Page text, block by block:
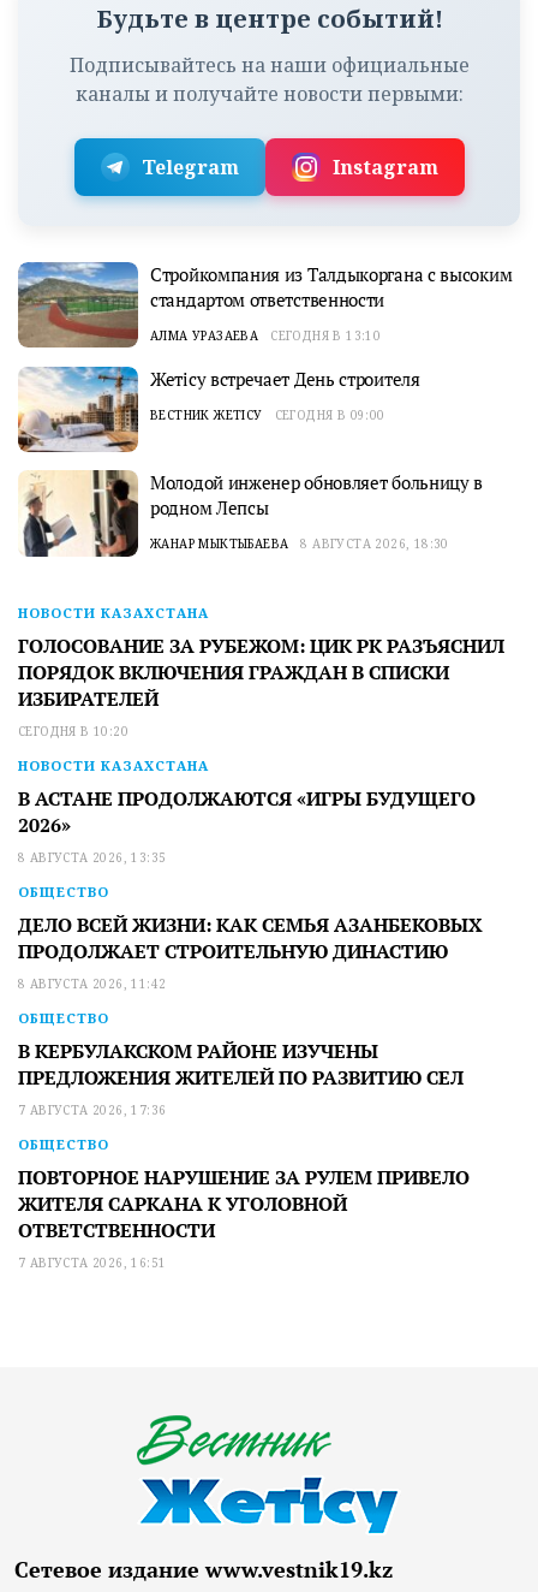
Будьте в центре событий!
Подписывайтесь на наши официальные
каналы и получайте новости первыми:
Telegram Instagram
Стройкомпания из Талдыкоргана с высоким
стандартом ответственности
АЛМА УРАЗАЕВА СЕГОДНЯ В 13:10
Жетісу встречает День строителя
ВЕСТНИК ЖЕТІСУ СЕГОДНЯ В 09:00
Молодой инженер обновляет больницу в
родном Лепсы
ЖАНАР МЫКТЫБАЕВА 8 АВГУСТА 2026, 18:30
НОВОСТИ КАЗАХСТАНА
ГОЛОСОВАНИЕ ЗА РУБЕЖОМ: ЦИК РК РАЗЪЯСНИЛ
ПОРЯДОК ВКЛЮЧЕНИЯ ГРАЖДАН В СПИСКИ
ИЗБИРАТЕЛЕЙ
СЕГОДНЯ В 10:20
НОВОСТИ КАЗАХСТАНА
В АСТАНЕ ПРОДОЛЖАЮТСЯ «ИГРЫ БУДУЩЕГО
2026»
8 АВГУСТА 2026, 13:35
ОБЩЕСТВО
ДЕЛО ВСЕЙ ЖИЗНИ: КАК СЕМЬЯ АЗАНБЕКОВЫХ
ПРОДОЛЖАЕТ СТРОИТЕЛЬНУЮ ДИНАСТИЮ
8 АВГУСТА 2026, 11:42
ОБЩЕСТВО
В КЕРБУЛАКСКОМ РАЙОНЕ ИЗУЧЕНЫ
ПРЕДЛОЖЕНИЯ ЖИТЕЛЕЙ ПО РАЗВИТИЮ СЕЛ
7 АВГУСТА 2026, 17:36
ОБЩЕСТВО
ПОВТОРНОЕ НАРУШЕНИЕ ЗА РУЛЕМ ПРИВЕЛО
ЖИТЕЛЯ САРКАНА К УГОЛОВНОЙ
ОТВЕТСТВЕННОСТИ
7 АВГУСТА 2026, 16:51
Сетевое издание www.vestnik19.kz